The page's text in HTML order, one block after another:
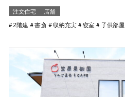
注文住宅
店舗
2階建
書斎 収納充実 寝室 子供部屋